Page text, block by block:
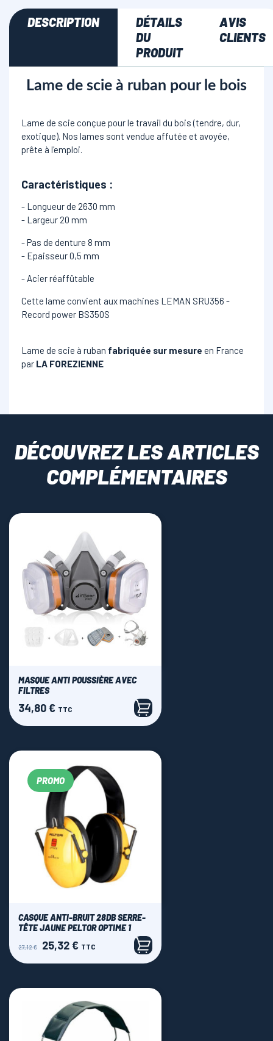
DESCRIPTION
DÉTAILS
DU
PRODUIT
AVIS
CLIENTS
Lame de scie à ruban pour le bois
Lame de scie conçue pour le travail du bois (tendre, dur,
exotique). Nos lames sont vendue affutée et avoyée,
prête à l'emploi.
Caractéristiques :
- Longueur de 2630 mm
- Largeur 20 mm
- Pas de denture 8 mm
- Epaisseur 0,5 mm
- Acier réaffûtable
Cette lame convient aux machines LEMAN SRU356 -
Record power BS350S
Lame de scie à ruban fabriquée sur mesure en France
par LA FOREZIENNE
DÉCOUVREZ LES ARTICLES
COMPLÉMENTAIRES
MASQUE ANTI POUSSIÈRE AVEC
FILTRES
Prix
34,80 € TTC
PROMO
CASQUE ANTI-BRUIT 28DB SERRE-
TÊTE JAUNE PELTOR OPTIME 1
Prix
27,12 € Prix
25,32 € TTC